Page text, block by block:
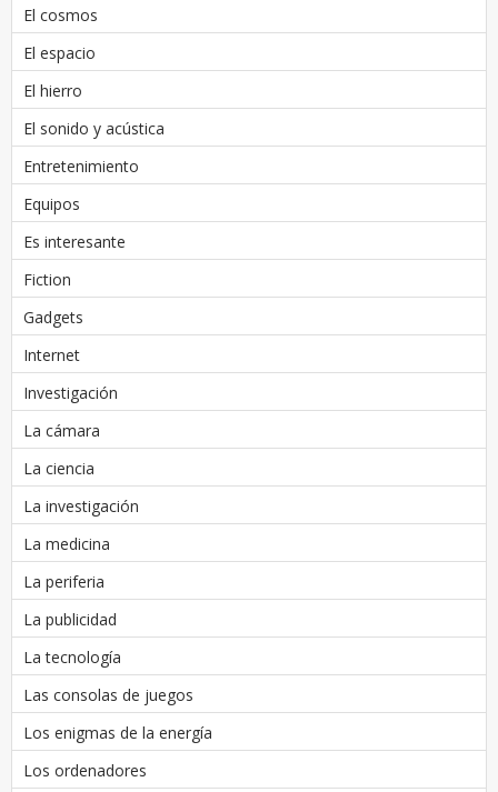
El cosmos
El espacio
El hierro
El sonido y acústica
Entretenimiento
Equipos
Es interesante
Fiction
Gadgets
Internet
Investigación
La cámara
La ciencia
La investigación
La medicina
La periferia
La publicidad
La tecnología
Las consolas de juegos
Los enigmas de la energía
Los ordenadores